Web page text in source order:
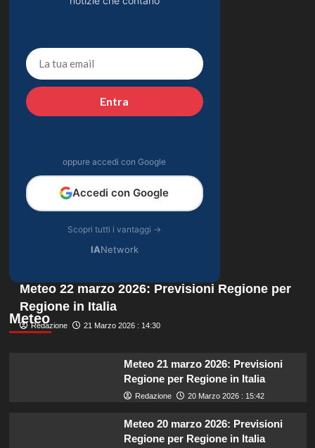
Entra
oppure accedi con Google
Accedi con Google
Scopri tutti i vantaggi →
IANetwork
Meteo
Meteo 22 marzo 2026: Previsioni Regione per
Regione in Italia
Redazione 21 Marzo 2026 : 14:30
Meteo 21 marzo 2026: Previsioni
Regione per Regione in Italia
Redazione 20 Marzo 2026 : 15:42
Meteo 20 marzo 2026: Previsioni
Regione per Regione in Italia